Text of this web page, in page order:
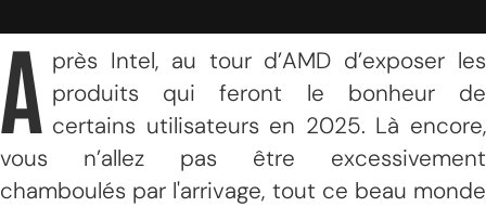
A près Intel, au tour d’AMD d’exposer les
produits qui feront le bonheur de
certains utilisateurs en 2025. Là encore,
vous n’allez pas être excessivement
chamboulés par l'arrivage, tout ce beau monde